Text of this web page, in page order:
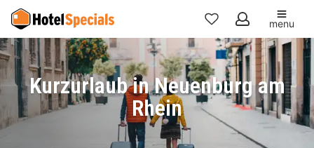
Meine
Favoriten
menu
Kurzurlaub in Neuenburg am
Rhein